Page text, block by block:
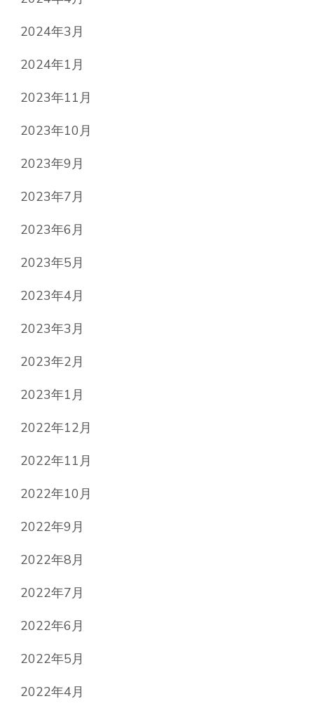
2024年3月
2024年1月
2023年11月
2023年10月
2023年9月
2023年7月
2023年6月
2023年5月
2023年4月
2023年3月
2023年2月
2023年1月
2022年12月
2022年11月
2022年10月
2022年9月
2022年8月
2022年7月
2022年6月
2022年5月
2022年4月